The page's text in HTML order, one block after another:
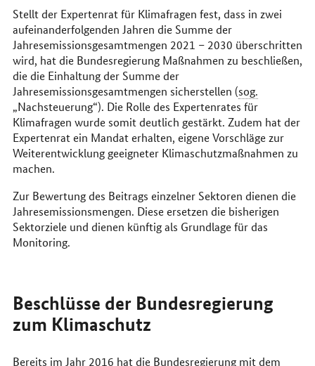
Stellt der Expertenrat für Klimafragen fest, dass in zwei
aufeinanderfolgenden Jahren die Summe der
Jahresemissionsgesamtmengen 2021 – 2030 überschritten
wird, hat die Bundesregierung Maßnahmen zu beschließen,
die die Einhaltung der Summe der
Jahresemissionsgesamtmengen sicherstellen (sog.
„Nachsteuerung“). Die Rolle des Expertenrates für
Klimafragen wurde somit deutlich gestärkt. Zudem hat der
Expertenrat ein Mandat erhalten, eigene Vorschläge zur
Weiterentwicklung geeigneter Klimaschutzmaßnahmen zu
machen.
Zur Bewertung des Beitrags einzelner Sektoren dienen die
Jahresemissionsmengen. Diese ersetzen die bisherigen
Sektorziele und dienen künftig als Grundlage für das
Monitoring.
Beschlüsse der Bundesregierung
zum Klimaschutz
Bereits im Jahr 2016 hat die Bundesregierung mit dem